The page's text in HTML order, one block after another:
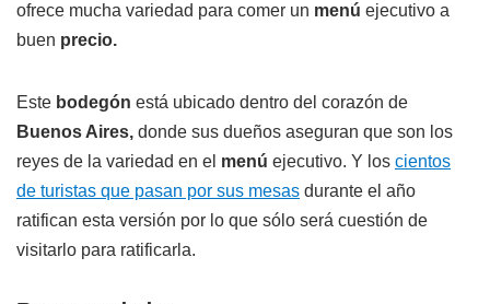
ofrece mucha variedad para comer un menú ejecutivo a
buen precio.
Este bodegón está ubicado dentro del corazón de
Buenos Aires, donde sus dueños aseguran que son los
reyes de la variedad en el menú ejecutivo. Y los cientos
de turistas que pasan por sus mesas durante el año
ratifican esta versión por lo que sólo será cuestión de
visitarlo para ratificarla.